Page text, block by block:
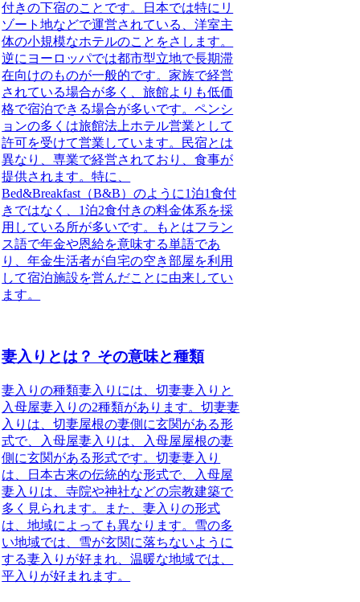
付きの下宿のことです。
日本では特にリ
ゾート地などで運営されている、洋室主
体の小規模なホテルのことをさします。
逆にヨーロッパでは都市型立地で長期滞
在向けのものが一般的です。家族で経営
されている場合が多く、旅館よりも低価
格で宿泊できる場合が多いです。ペンシ
ョンの多くは旅館法上ホテル営業として
許可を受けて営業しています。民宿とは
異なり、専業で経営されており、食事が
提供されます。特に、
Bed&Breakfast（B&B）のように1泊1食付
きではなく、1泊2食付きの料金体系を採
用している所が多いです。もとはフラン
ス語で年金や恩給を意味する単語であ
り、年金生活者が自宅の空き部屋を利用
して宿泊施設を営んだことに由来してい
ます。
妻入りとは？ その意味と種類
妻入りの種類妻入りには、切妻妻入りと
入母屋妻入りの2種類があります。切妻妻
入りは、切妻屋根の妻側に玄関がある形
式で、
入母屋妻入りは、入母屋屋根の妻
側に玄関がある形式です。切妻妻入り
は、日本古来の伝統的な形式で、
入母屋
妻入りは、寺院や神社などの宗教建築で
多く見られます。
また、妻入りの形式
は、地域によっても異なります。 雪の多
い地域では、雪が玄関に落ちないように
する妻入りが好まれ、温暖な地域では、
平入りが好まれます。